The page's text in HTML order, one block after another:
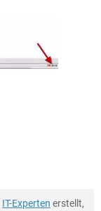
IT-Experten erstellt,